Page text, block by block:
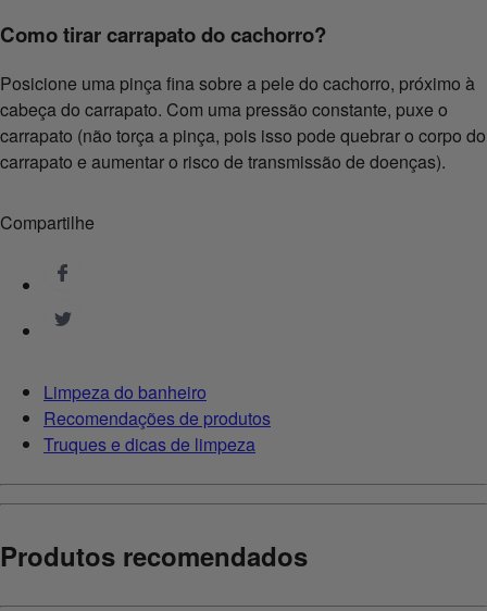
Como tirar carrapato do cachorro?
Posicione uma pinça fina sobre a pele do cachorro, próximo à
cabeça do carrapato. Com uma pressão constante, puxe o
carrapato (não torça a pinça, pois isso pode quebrar o corpo do
carrapato e aumentar o risco de transmissão de doenças).
Compartilhe
Limpeza do banheiro
Recomendações de produtos
Truques e dicas de limpeza
Produtos recomendados